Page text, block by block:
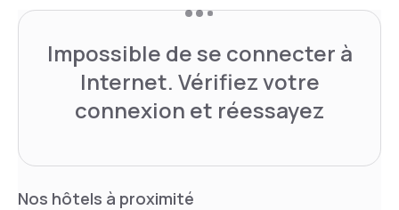
Impossible de se connecter à
Internet. Vérifiez votre
connexion et réessayez
Nos hôtels à proximité